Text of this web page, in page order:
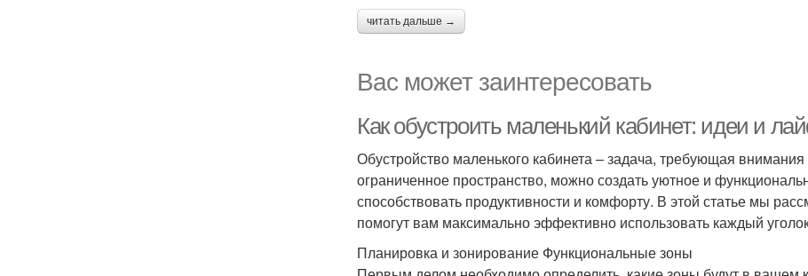
читать дальше →
Вас может заинтересовать
Как обустроить маленький кабинет: идеи и
Обустройство маленького кабинета – задача, требующая
ограниченное пространство, можно создать уютное и
способствовать продуктивности и комфорту. В этой статье мы
помогут вам максимально эффективно использовать каждый
Планировка и зонирование Функциональные зоны